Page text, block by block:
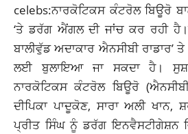
celebs:ਨਾਰਕੋਟਿਕਸ ਕੰਟਰੋਲ ਬਿਊਰੋ
‘ਤੇ ਡਰੱਗ ਐਂਗਲ ਦੀ ਜਾਂਚ ਕਰ ਰਹੀ
ਬਾਲੀਵੁੱਡ ਅਦਾਕਾਰ ਐਨਸੀਬੀ ਰਾਡਾਰ’
ਲਈ ਬੁਲਾਇਆ ਜਾ ਸਕਦਾ ਹੈ।
ਨਾਰਕੋਟਿਕਸ ਕੰਟਰੋਲ ਬਿਊਰੋ
ਦੀਪਿਕਾ ਪਾਦੂਕੋਣ, ਸਾਰਾ ਅਲੀ
ਪ੍ਰੀਤ ਸਿੰਘ ਨੂੰ ਡਰੱਗ ਇਨਵੈਸਟੀਗੇਸ਼ਨ